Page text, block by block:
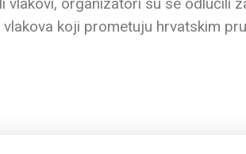
koji prometuju hrvatskim